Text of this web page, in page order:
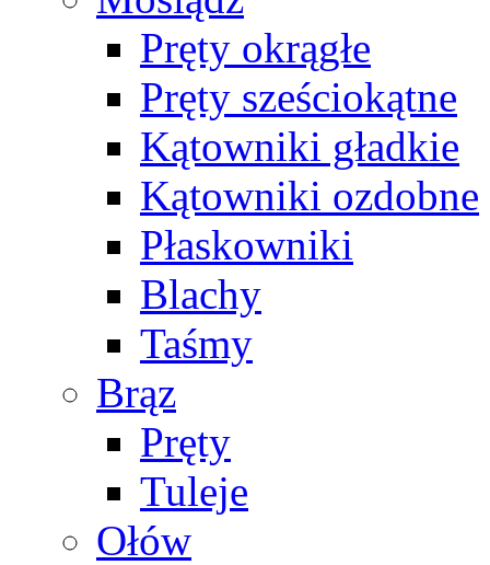
Pręty okrągłe
Pręty sześciokątne
Kątowniki gładkie
Kątowniki ozdobne
Płaskowniki
Blachy
Taśmy
Brąz
Pręty
Tuleje
Ołów